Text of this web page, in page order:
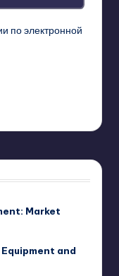
по электронной
Market
and